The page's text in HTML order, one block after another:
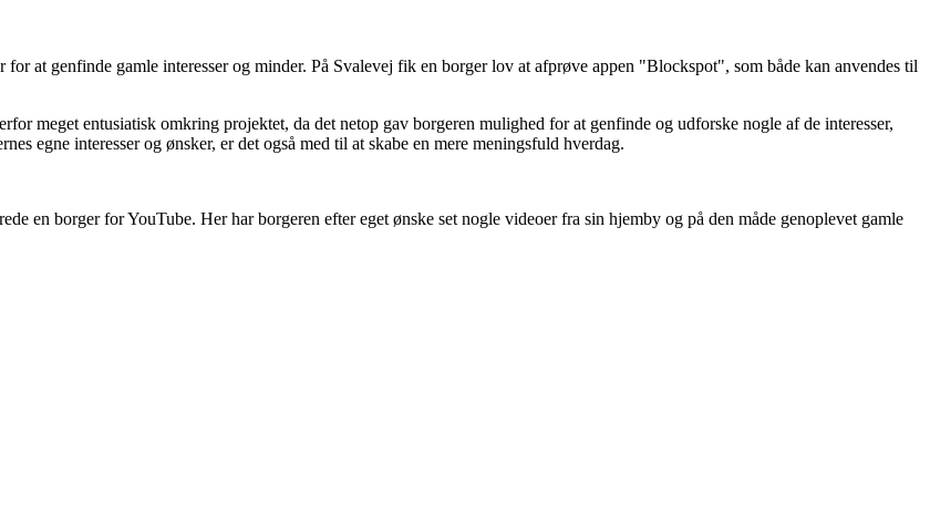
at genfinde gamle interesser og minder. På Svalevej fik en borger lov at afprøve appen "Blockspot", som både kan anvendes til
meget entusiatisk omkring projektet, da det netop gav borgeren mulighed for at genfinde og udforske nogle af de interesser,
egne interesser og ønsker, er det også med til at skabe en mere meningsfuld hverdag.
en borger for YouTube. Her har borgeren efter eget ønske set nogle videoer fra sin hjemby og på den måde genoplevet gamle